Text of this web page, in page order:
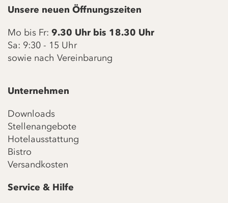
Unsere neuen Öffnungszeiten
Mo bis Fr: 9.30 Uhr bis 18.30 Uhr
Sa: 9:30 - 15 Uhr
sowie nach Vereinbarung
Unternehmen
Downloads
Stellenangebote
Hotelausstattung
Bistro
Versandkosten
Service & Hilfe